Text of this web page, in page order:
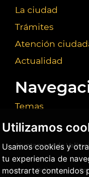
Utilizamos
Usamos cookies y
tu experiencia de
mostrarte contenidos
La ciudad
Trámites
Atención
Actualidad
Temas
Ajuntament de
Aviso
Política